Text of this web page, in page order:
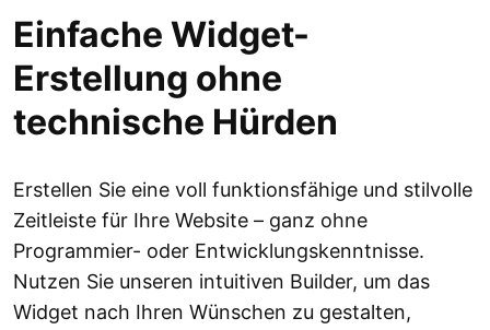
Einfache Widget-
Erstellung ohne
technische Hürden
Erstellen Sie eine voll funktionsfähige und stilvolle
Zeitleiste für Ihre Website – ganz ohne
Programmier- oder Entwicklungskenntnisse.
Nutzen Sie unseren intuitiven Builder, um das
Widget nach Ihren Wünschen zu gestalten,